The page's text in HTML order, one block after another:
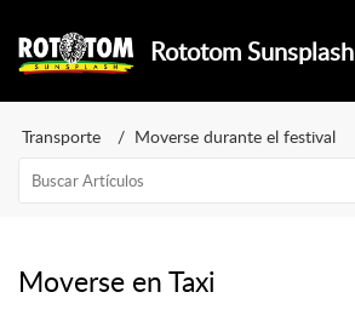
Rototom Sunsplash
Transporte Moverse durante el festival
Moverse en Taxi